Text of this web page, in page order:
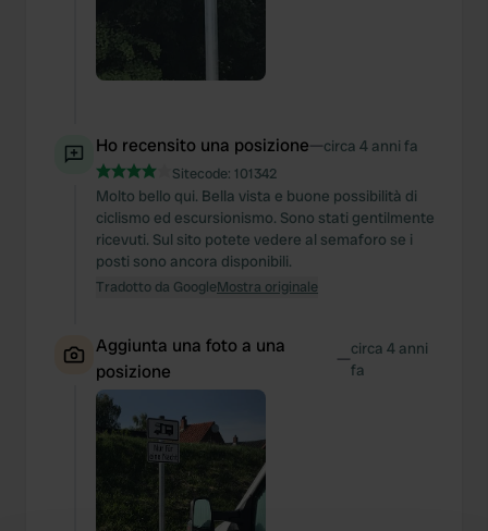
Ho recensito una posizione—circa 4 anni fa
Sitecode: 101342
Molto bello qui. Bella vista e buone possibilità di
ciclismo ed escursionismo. Sono stati gentilmente
ricevuti. Sul sito potete vedere al semaforo se i
posti sono ancora disponibili.
Tradotto da GoogleMostra originale
Aggiunta una foto a una
posizione
—circa 4 anni
fa